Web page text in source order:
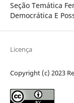
Seção Temática
Democrática E
Licença
Copyright (c) 2023